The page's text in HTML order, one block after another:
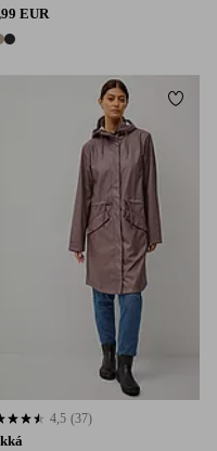
EUR
aan favorieten
basis van 37 beoordelingen
4,5 (37)